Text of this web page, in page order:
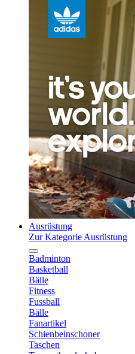
Ausrüstung
Zur Kategorie Ausrüstung
Badminton
Basketball
Bälle
Fitness
Fussball
Bälle
Fanartikel
Schienbeinschoner
Taschen